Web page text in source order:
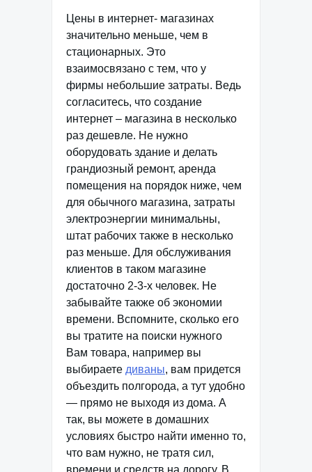
Цены в интернет- магазинах
значительно меньше, чем в
стационарных. Это
взаимосвязано с тем, что у
фирмы небольшие затраты. Ведь
согласитесь, что создание
интернет – магазина в несколько
раз дешевле. Не нужно
оборудовать здание и делать
грандиозный ремонт, аренда
помещения на порядок ниже, чем
для обычного магазина, затраты
электроэнергии минимальны,
штат рабочих также в несколько
раз меньше. Для обслуживания
клиентов в таком магазине
достаточно 2-3-х человек. Не
забывайте также об экономии
времени. Вспомните, сколько его
вы тратите на поиски нужного
Вам товара, например вы
выбираете диваны, вам придется
объездить полгорода, а тут удобно
— прямо не выходя из дома. А
так, вы можете в домашних
условиях быстро найти именно то,
что вам нужно, не тратя сил,
времени и средств на дорогу. В